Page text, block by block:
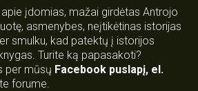
įdomias, mažai girdėtas Antrojo
asmenybes, neįtikėtinas istorijas
smulku, kad patektų į istorijos
Turite ką papasakoti?
per mūsų Facebook puslapį, el.
forume.